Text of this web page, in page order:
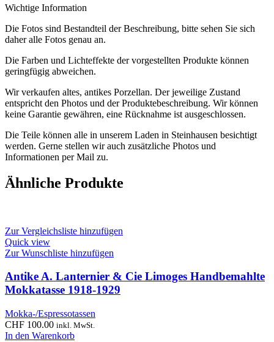
Wichtige Information
Die Fotos sind Bestandteil der Beschreibung, bitte sehen Sie sich
daher alle Fotos genau an.
Die Farben und Lichteffekte der vorgestellten Produkte können
geringfügig abweichen.
Wir verkaufen altes, antikes Porzellan. Der jeweilige Zustand
entspricht den Photos und der Produktebeschreibung. Wir können
keine Garantie gewähren, eine Rücknahme ist ausgeschlossen.
Die Teile können alle in unserem Laden in Steinhausen besichtigt
werden. Gerne stellen wir auch zusätzliche Photos und
Informationen per Mail zu.
Ähnliche Produkte
Zur Vergleichsliste hinzufügen
Quick view
Zur Wunschliste hinzufügen
Antike A. Lanternier & Cie Limoges Handbemahlte
Mokkatasse 1918-1929
Mokka-/Espressotassen
CHF 100.00 inkl. MwSt.
In den Warenkorb